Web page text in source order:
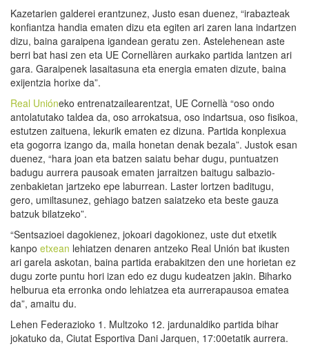
Kazetarien galderei erantzunez, Justo esan duenez, “irabazteak
konfiantza handia ematen dizu eta egiten ari zaren lana indartzen
dizu, baina garaipena igandean geratu zen. Astelehenean aste
berri bat hasi zen eta UE Cornellàren aurkako partida lantzen ari
gara. Garaipenek lasaitasuna eta energia ematen dizute, baina
exijentzia horixe da”.
Real Unióneko entrenatzailearentzat, UE Cornellà “oso ondo
antolatutako taldea da, oso arrokatsua, oso indartsua, oso fisikoa,
estutzen zaituena, lekurik ematen ez dizuna. Partida konplexua
eta gogorra izango da, maila honetan denak bezala”. Justok esan
duenez, “hara joan eta batzen saiatu behar dugu, puntuatzen
badugu aurrera pausoak ematen jarraitzen baitugu salbazio-
zenbakietan jartzeko epe laburrean. Laster lortzen baditugu,
gero, umiltasunez, gehiago batzen saiatzeko eta beste gauza
batzuk bilatzeko”.
“Sentsazioei dagokienez, jokoari dagokionez, uste dut etxetik
kanpo etxean lehiatzen denaren antzeko Real Unión bat ikusten
ari garela askotan, baina partida erabakitzen den une horietan ez
dugu zorte puntu hori izan edo ez dugu kudeatzen jakin. Biharko
helburua eta erronka ondo lehiatzea eta aurrerapausoa ematea
da”, amaitu du.
Lehen Federazioko 1. Multzoko 12. jardunaldiko partida bihar
jokatuko da, Ciutat Esportiva Dani Jarquen, 17:00etatik aurrera.